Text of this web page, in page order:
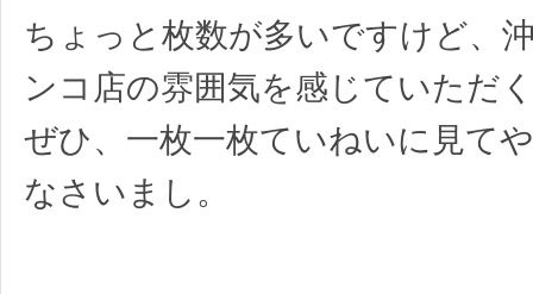
ちょっと枚数が多いですけど、
ンコ店の雰囲気を感じていただ
ぜひ、一枚一枚ていねいに見て
なさいまし。